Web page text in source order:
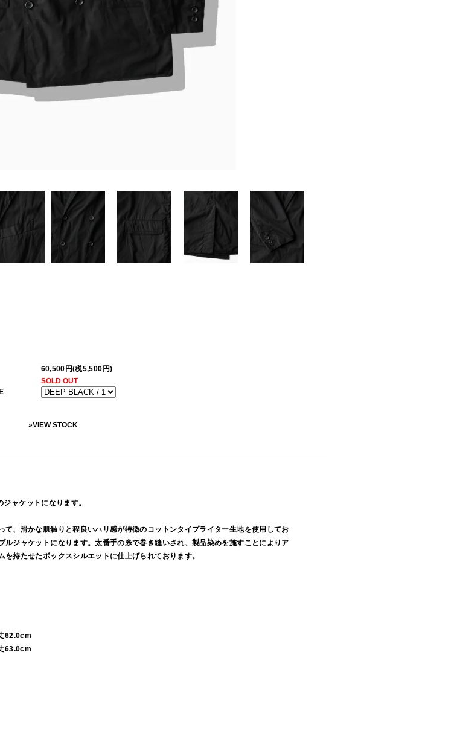
60,500円(税5,500円)
SOLD OUT
»VIEW STOCK
ャケットになります。
、滑かな肌触りと程良いハリ感が特徴のコットンタイプライター生地を使用してお
ルジャケットになります。太番手の糸で巻き縫いされ、製品染めを施すことによりア
持たせたボックスシルエットに仕上げられております。
62.0cm
63.0cm